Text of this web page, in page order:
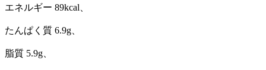
エネルギー 89kcal、
たんぱく質 6.9g、
脂質 5.9g、